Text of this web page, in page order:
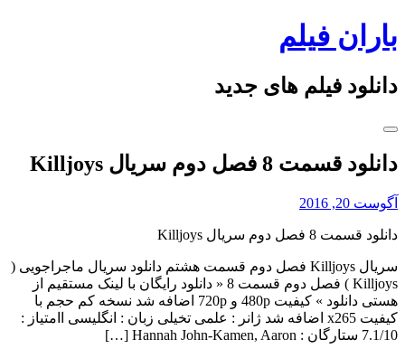
Skip
to
content
باران فیلم
دانلود فیلم های جدید
دانلود قسمت 8 فصل دوم سریال Killjoys
آگوست 20, 2016
دانلود قسمت 8 فصل دوم سریال Killjoys
سریال Killjoys فصل دوم قسمت هشتم دانلود سریال ماجراجویی (
Killjoys ) فصل دوم قسمت 8 « دانلود رایگان با لینک مستقیم از
هستی دانلود » کیفیت 480p و 720p اضافه شد نسخه کم حجم با
کیفیت x265 اضافه شد ژانر : علمی تخیلی زبان : انگلیسی اامتیاز :
7.1/10 ستارگان : Hannah John-Kamen, Aaron […]